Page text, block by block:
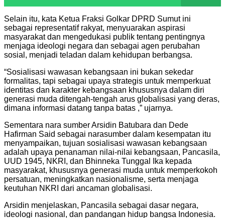
Selain itu, kata Ketua Fraksi Golkar DPRD Sumut ini
sebagai representatif rakyat, menyuarakan aspirasi
masyarakat dan mengedukasi publik tentang pentingnya
menjaga ideologi negara dan sebagai agen perubahan
sosial, menjadi teladan dalam kehidupan berbangsa.
“Sosialisasi wawasan kebangsaan ini bukan sekedar
formalitas, tapi sebagai upaya strategis untuk memperkuat
identitas dan karakter kebangsaan khususnya dalam diri
generasi muda ditengah-tengah arus globalisasi yang deras,
dimana informasi datang tanpa batas ,” ujarnya.
Sementara nara sumber Arsidin Batubara dan Dede
Hafirman Said sebagai narasumber dalam kesempatan itu
menyampaikan, tujuan sosialisasi wawasan kebangsaan
adalah upaya penanaman nilai-nilai kebangsaan, Pancasila,
UUD 1945, NKRI, dan Bhinneka Tunggal Ika kepada
masyarakat, khususnya generasi muda untuk memperkokoh
persatuan, meningkatkan nasionalisme, serta menjaga
keutuhan NKRI dari ancaman globalisasi.
Arsidin menjelaskan, Pancasila sebagai dasar negara,
ideologi nasional, dan pandangan hidup bangsa Indonesia.